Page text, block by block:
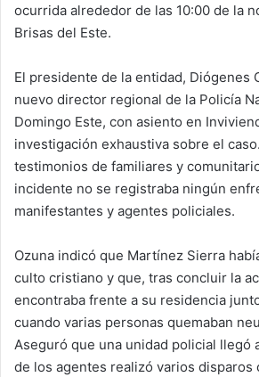
ocurrida alrededor de las 10:00 de la
Brisas del Este.
El presidente de la entidad, Diógenes
nuevo director regional de la Policía
Domingo Este, con asiento en
investigación exhaustiva sobre el
testimonios de familiares y
incidente no se registraba ningún
manifestantes y agentes policiales.
Ozuna indicó que Martínez Sierra
culto cristiano y que, tras concluir la
encontraba frente a su residencia
cuando varias personas quemaban
Aseguró que una unidad policial llegó
de los agentes realizó varios disparos